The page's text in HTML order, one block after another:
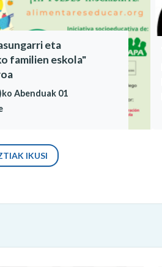
eta
familien eskola"
Abenduak 01
IKUSI